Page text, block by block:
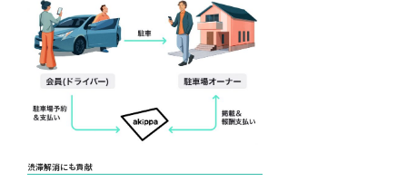
渋滞解消にも貢献